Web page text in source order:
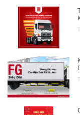
TUYỂN DỤNG